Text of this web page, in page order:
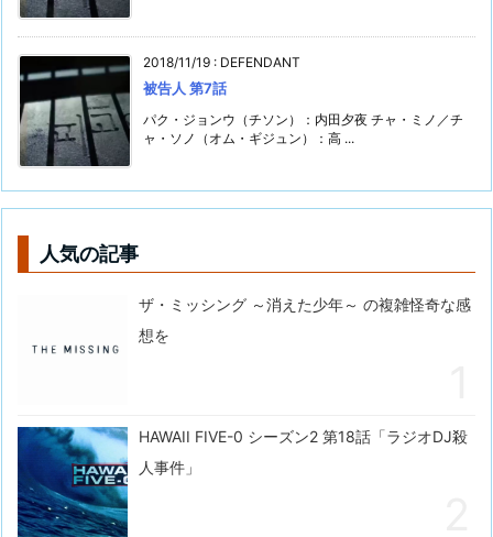
2018/11/19 : DEFENDANT
被告人 第7話
パク・ジョンウ（チソン）：内田夕夜 チャ・ミノ／チ
ャ・ソノ（オム・ギジュン）：高 ...
人気の記事
ザ・ミッシング ～消えた少年～ の複雑怪奇な感
想を
HAWAII FIVE-0 シーズン2 第18話「ラジオDJ殺
人事件」